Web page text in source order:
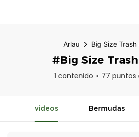
Arlau Big Size Trash
#Big Size
1 contenido 77 puntos
videos Bermudas